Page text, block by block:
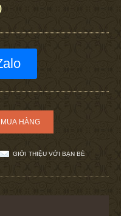
GIỚI THIỆU VỚI BẠN BÈ